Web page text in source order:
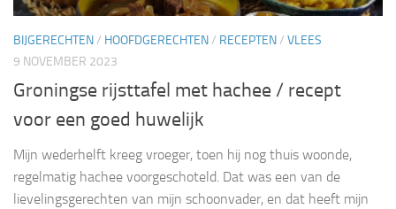
BIJGERECHTEN/ HOOFDGERECHTEN/ RECEPTEN/ VLEES
9 NOVEMBER 2023
Groningse rijsttafel met hachee / recept
voor een goed huwelijk
Mijn wederhelft kreeg vroeger, toen hij nog thuis woonde,
regelmatig hachee voorgeschoteld. Dat was een van de
lievelingsgerechten van mijn schoonvader, en dat heeft mijn